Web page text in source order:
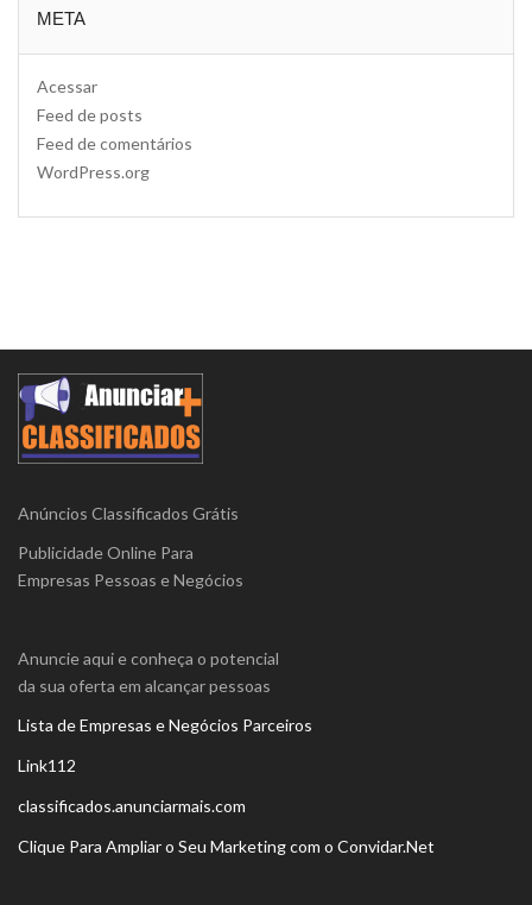
META
Acessar
Feed de posts
Feed de comentários
WordPress.org
Anúncios Classificados Grátis
Publicidade Online Para
Empresas Pessoas e Negócios
Anuncie aqui e conheça o potencial
da sua oferta em alcançar pessoas
Lista de Empresas e Negócios Parceiros
Link112
classificados.anunciarmais.com
Clique Para Ampliar o Seu Marketing com o Convidar.Net